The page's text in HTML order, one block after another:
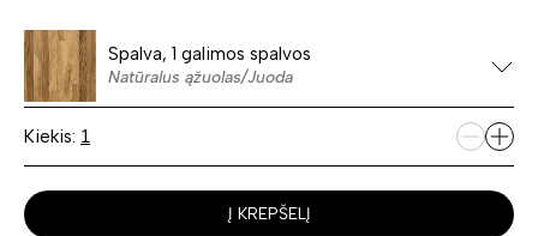
Spalva, 1 galimos spalvos
Natūralus ąžuolas/Juoda
Kiekis:
Į KREPŠELĮ